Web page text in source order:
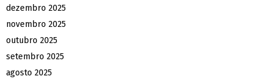
dezembro 2025
novembro 2025
outubro 2025
setembro 2025
agosto 2025